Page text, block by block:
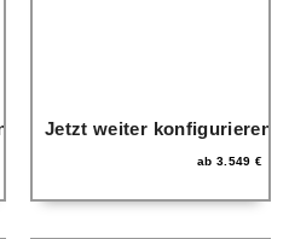
Jetzt weiter konfigurieren
ab3.549€